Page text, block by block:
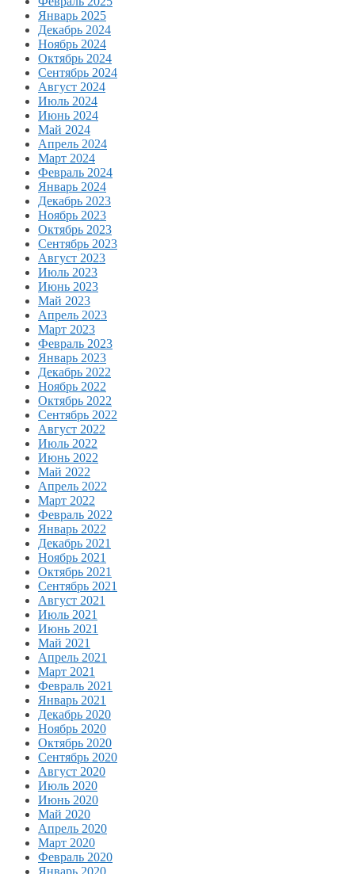
Январь 2025
Декабрь 2024
Ноябрь 2024
Октябрь 2024
Сентябрь 2024
Август 2024
Июль 2024
Июнь 2024
Май 2024
Апрель 2024
Март 2024
Февраль 2024
Январь 2024
Декабрь 2023
Ноябрь 2023
Октябрь 2023
Сентябрь 2023
Август 2023
Июль 2023
Июнь 2023
Май 2023
Апрель 2023
Март 2023
Февраль 2023
Январь 2023
Декабрь 2022
Ноябрь 2022
Октябрь 2022
Сентябрь 2022
Август 2022
Июль 2022
Июнь 2022
Май 2022
Апрель 2022
Март 2022
Февраль 2022
Январь 2022
Декабрь 2021
Ноябрь 2021
Октябрь 2021
Сентябрь 2021
Август 2021
Июль 2021
Июнь 2021
Май 2021
Апрель 2021
Март 2021
Февраль 2021
Январь 2021
Декабрь 2020
Ноябрь 2020
Октябрь 2020
Сентябрь 2020
Август 2020
Июль 2020
Июнь 2020
Май 2020
Апрель 2020
Март 2020
Февраль 2020
Январь 2020